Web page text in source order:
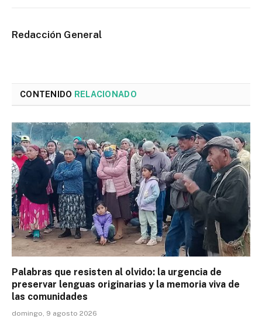
Redacción General
CONTENIDO RELACIONADO
Palabras que resisten al olvido: la urgencia de
preservar lenguas originarias y la memoria viva de
las comunidades
domingo, 9 agosto 2026